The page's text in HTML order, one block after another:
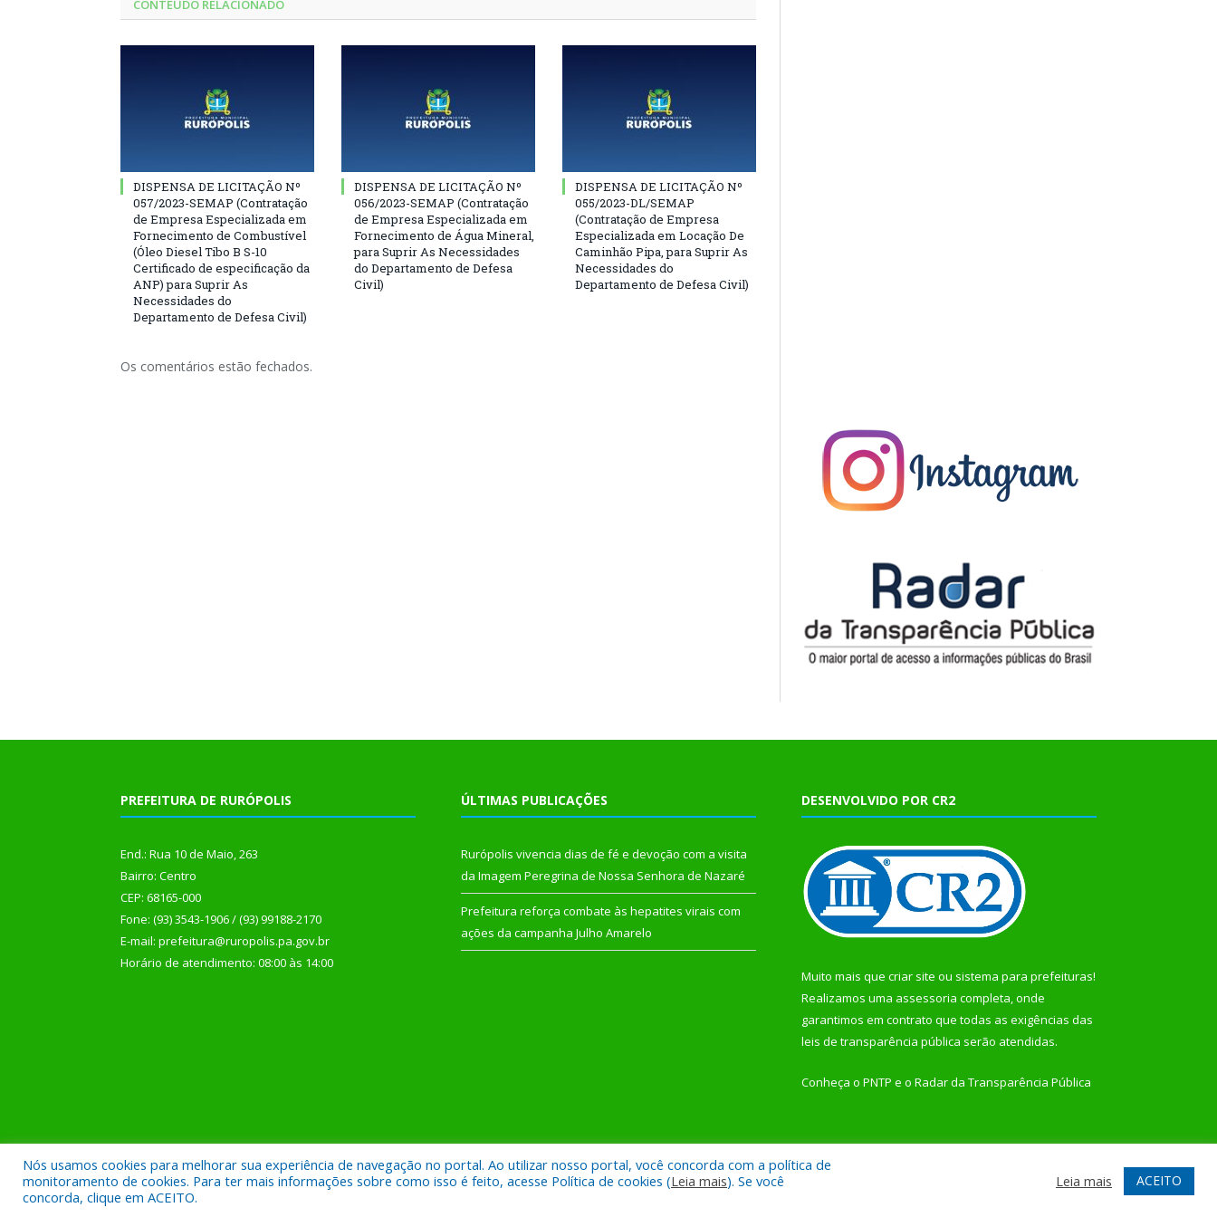
CONTEÚDO RELACIONADO
DISPENSA DE LICITAÇÃO Nº
057/2023-SEMAP (Contratação
de Empresa Especializada em
Fornecimento de Combustível
(Óleo Diesel Tibo B S-10
Certificado de especificação da
ANP) para Suprir As
Necessidades do
Departamento de Defesa Civil)
DISPENSA DE LICITAÇÃO Nº
056/2023-SEMAP (Contratação
de Empresa Especializada em
Fornecimento de Água Mineral,
para Suprir As Necessidades
do Departamento de Defesa
Civil)
DISPENSA DE LICITAÇÃO Nº
055/2023-DL/SEMAP
(Contratação de Empresa
Especializada em Locação De
Caminhão Pipa, para Suprir As
Necessidades do
Departamento de Defesa Civil)
Os comentários estão fechados.
PREFEITURA DE RURÓPOLIS
End.: Rua 10 de Maio, 263
Bairro: Centro
CEP: 68165-000
Fone: (93) 3543-1906 / (93) 99188-2170
E-mail: prefeitura@ruropolis.pa.gov.br
Horário de atendimento: 08:00 às 14:00
ÚLTIMAS PUBLICAÇÕES
Rurópolis vivencia dias de fé e devoção com a visita
da Imagem Peregrina de Nossa Senhora de Nazaré
Prefeitura reforça combate às hepatites virais com
ações da campanha Julho Amarelo
DESENVOLVIDO POR CR2
Muito mais que criar site ou sistema para prefeituras!
Realizamos uma assessoria completa, onde
garantimos em contrato que todas as exigências das
leis de transparência pública serão atendidas.
Conheça o PNTP e o Radar da Transparência Pública
Todos os direitos reservados a Prefeitura Municipal de Rurópolis. Mapa do Site Acessar Webmail
Nós usamos cookies para melhorar sua experiência de navegação no portal. Ao utilizar nosso portal, você concorda com a política de
monitoramento de cookies. Para ter mais informações sobre como isso é feito, acesse Política de cookies (Leia mais). Se você
concorda, clique em ACEITO.
Leia mais ACEITO